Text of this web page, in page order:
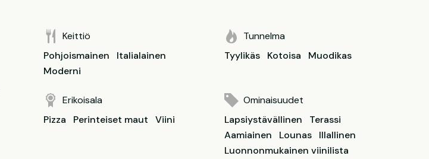
Keittiö
Pohjoismainen
Italialainen
Moderni
Tunnelma
Tyylikäs
Kotoisa Muodikas
Erikoisala
Pizza
Perinteiset maut Viini
Ominaisuudet
Lapsiystävällinen
Terassi
Aamiainen
Lounas
Illallinen
Luonnonmukainen viinilista